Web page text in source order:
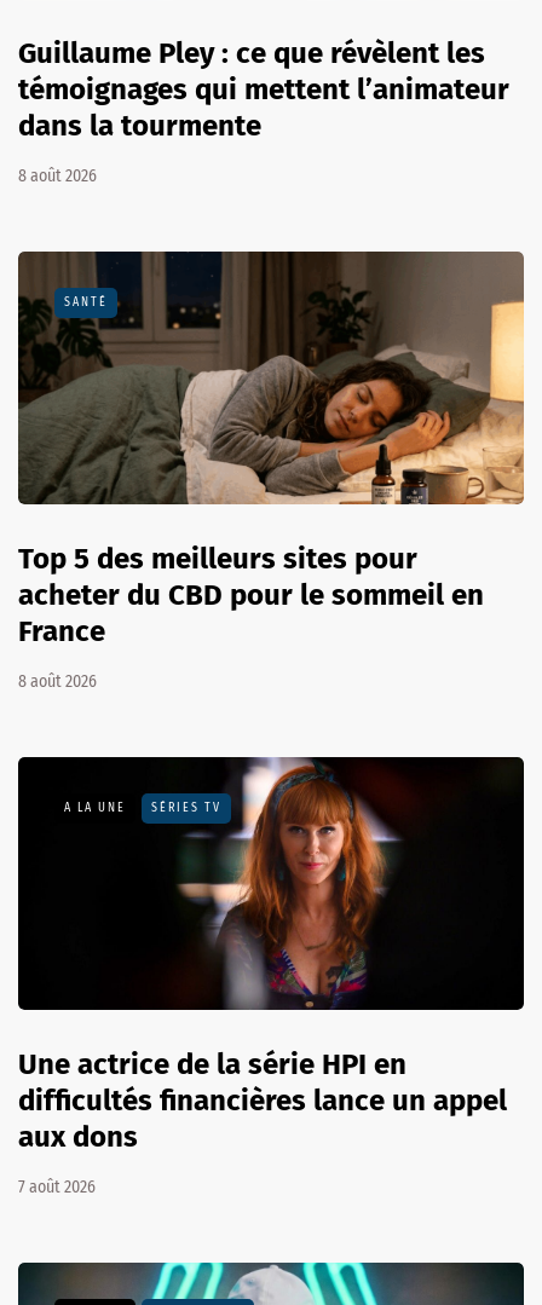
Guillaume Pley : ce que révèlent les
témoignages qui mettent l’animateur
dans la tourmente
8 août 2026
SANTÉ
Top 5 des meilleurs sites pour
acheter du CBD pour le sommeil en
France
8 août 2026
A LA UNE SÉRIES TV
Une actrice de la série HPI en
difficultés financières lance un appel
aux dons
7 août 2026